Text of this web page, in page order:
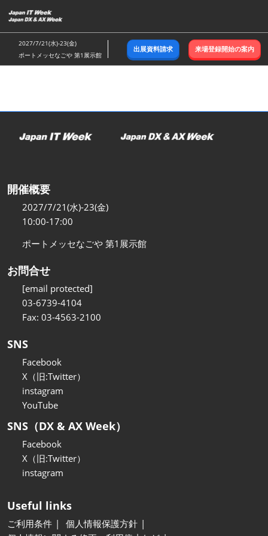
キ
ッ
し
む
2027/7/21(水)-23(金)
ポートメッセなごや 第1展示館
出展資料請求 来場登録開始の案内
開催概要
2027/7/21(水)-23(金)
10:00-17:00
ポートメッセなごや 第1展示館
お問合せ
[email protected]
03-6739-4104
Fax: 03-4563-2100
SNS
Facebook
X（旧:Twitter）
instagram
YouTube
SNS（DX & AX Week）
Facebook
X（旧:Twitter）
instagram
Useful links
ご利用条件
個人情報保護方針